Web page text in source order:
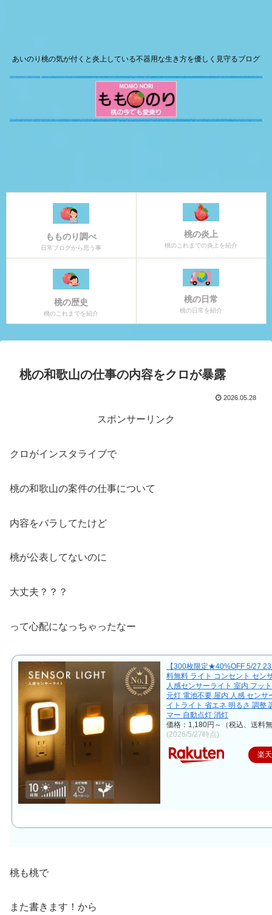
あいのり桃の気が付くと炎上している不器用な生き方を優しく見守るブログ
もものり調べ
日常ブログから思う事
桃の炎上
桃のこれまでの炎上を紹介
桃の歴史
桃のこれまでを紹介
桃の日常
桃の日常を紹介
桃の和歌山の仕事の内容をクロが暴露
2026.05.28
スポンサーリンク
クロがインスタライブで
桃の和歌山の案件の仕事について
内容をバラしてたけど
桃が公表してないのに
大丈夫？？？
って心配になっちゃったなー
【300枚限定★40%OFF 5/27
料無料 ライト コンセント セン
人感センサーライト 室内 フッ
元灯 電池不要 屋内 人感 センサ
イトライト 省エネ 明るさ 調整
マー 自動点灯 消灯
価格：1,180円～（税込、送料
(2026/5/27時点)
楽
桃も桃で
また書きます！から